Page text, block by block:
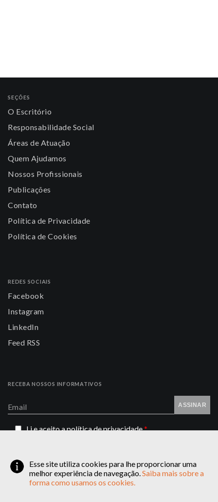
Esse site utiliza cookies para lhe proporcionar uma
melhor experiência de navegação.Saiba mais sobre a
forma como usamos os cookies.
SEÇÕES
O Escritório
Responsabilidade Social
Áreas de Atuação
Quem Ajudamos
Nossos Profissionais
Publicações
Contato
Política de Privacidade
Política de Cookies
REDES SOCIAIS
Facebook
Instagram
LinkedIn
Feed RSS
RECEBA NOSSOS INFORMATIVOS
Email ASSINAR
Li e aceito apolítica de privacidade*
contato@ppblaw.com.br
(19) 3381-0837